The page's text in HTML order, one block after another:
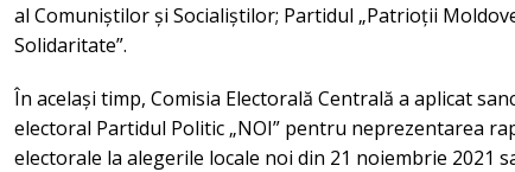
al Comuniștilor și Socialiștilor; Partidul „Patrioții
Solidaritate”.
În același timp, Comisia Electorală Centrală a aplicat
electoral Partidul Politic „NOI” pentru neprezentarea
electorale la alegerile locale noi din 21 noiembrie 2021